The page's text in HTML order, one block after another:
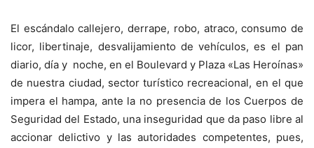
El escándalo callejero, derrape, robo, atraco, consumo de
licor, libertinaje, desvalijamiento de vehículos, es el pan
diario, día y noche, en el Boulevard y Plaza «Las Heroínas»
de nuestra ciudad, sector turístico recreacional, en el que
impera el hampa, ante la no presencia de los Cuerpos de
Seguridad del Estado, una inseguridad que da paso libre al
accionar delictivo y las autoridades competentes, pues,